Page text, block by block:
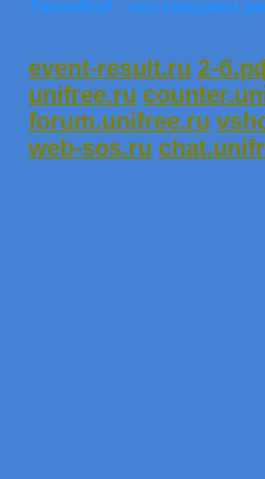
Tasselhof - поставщики
event-result.ru 2-
unifree.ru
forum.unifree.ru
web-sos.ru